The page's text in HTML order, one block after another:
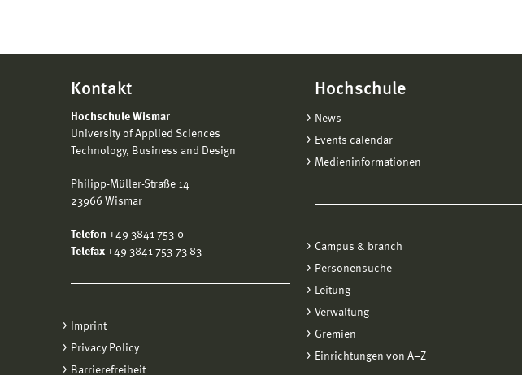
Kontakt
Hochschule Wismar
University of Applied Sciences
Technology, Business and Design
Philipp-Müller-Straße 14
23966 Wismar
Telefon +49 3841 753-0
Telefax +49 3841 753-73 83
Imprint
Privacy Policy
Barrierefreiheit
Hochschule
News
Events calendar
Medieninformationen
Campus & branch
Personensuche
Leitung
Verwaltung
Gremien
Einrichtungen von A−Z